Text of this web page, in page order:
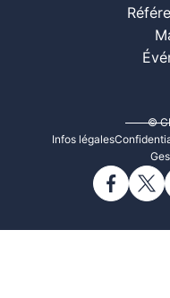
©
Infos légales